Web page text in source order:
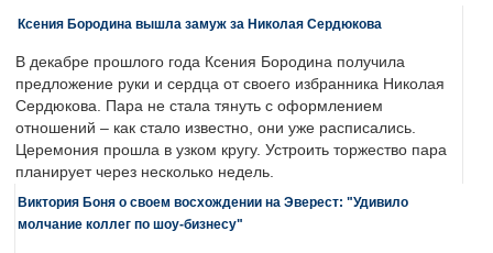
Ксения Бородина вышла замуж за Николая Сердюкова
В декабре прошлого года Ксения Бородина получила
предложение руки и сердца от своего избранника Николая
Сердюкова. Пара не стала тянуть с оформлением
отношений – как стало известно, они уже расписались.
Церемония прошла в узком кругу. Устроить торжество пара
планирует через несколько недель.
Виктория Боня о своем восхождении на Эверест: "Удивило
молчание коллег по шоу-бизнесу"